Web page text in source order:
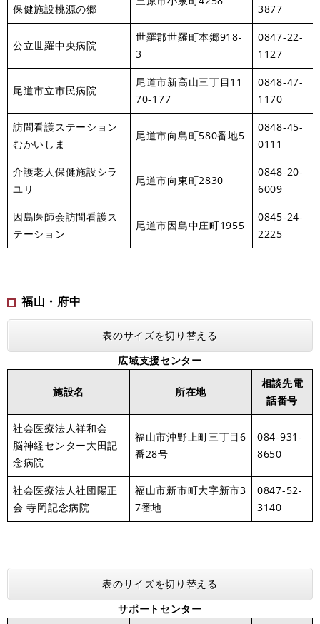
保健施設桃源の郷
3877
公立世羅中央病院
世羅郡世羅町本郷918-
3
0847-22-
1127
尾道市立市民病院
尾道市新高山三丁目11
70-177
0848-47-
1170
訪問看護ステーション
むかいしま
尾道市向島町580番地5
0848-45-
0111
介護老人保健施設シラ
ユリ
尾道市向東町2830
0848-20-
6009
因島医師会訪問看護ス
テーション
尾道市因島中庄町1955
0845-24-
2225
福山・府中
表のサイズを切り替える
広域支援センター
施設名 所在地
相談先電
話番号
社会医療法人祥和会
脳神経センター大田記
念病院
福山市沖野上町三丁目6
番28号
084-931-
8650
社会医療法人社団陽正
会 寺岡記念病院
福山市新市町大字新市3
7番地
0847-52-
3140
表のサイズを切り替える
サポートセンター